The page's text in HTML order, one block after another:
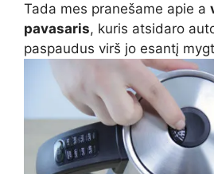
Tada mes pranešame apie a
pavasaris, kuris atsidaro
paspaudus virš jo esantį